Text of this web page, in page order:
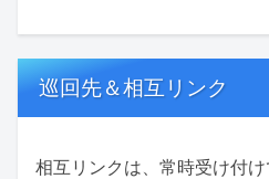
巡回先＆相互リンク
相互リンクは、常時受け付け